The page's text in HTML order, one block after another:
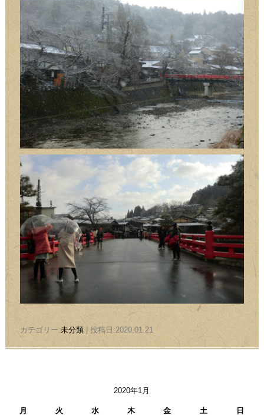
カテゴリー:未分類| 投稿日:2020.01.21
2020年1月
月 火 水 木 金 土
日